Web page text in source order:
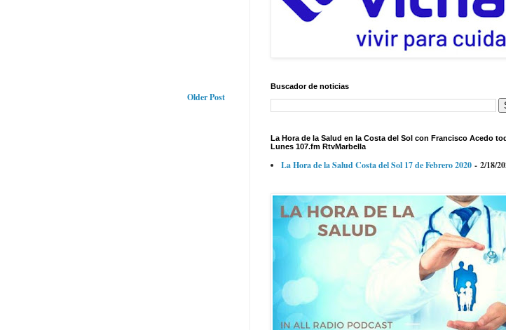
Older Post
Buscador de noticias
La Hora de la Salud en la Costa del Sol con Francisco Acedo
Lunes 107.fm RtvMarbella
La Hora de la Salud Costa del Sol 17 de Febrero 2020 - 2/18/